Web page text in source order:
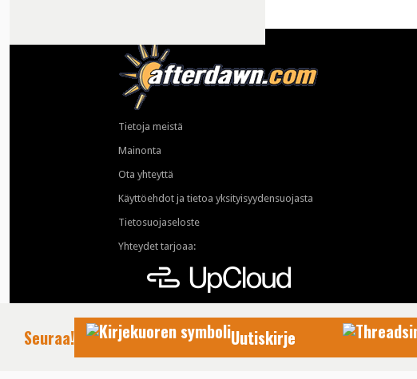
Tietoja meistä
Mainonta
Ota yhteyttä
Käyttöehdot ja tietoa yksityisyydensuojasta
Tietosuojaseloste
Yhteydet tarjoaa:
Seuraa! Uutiskirje